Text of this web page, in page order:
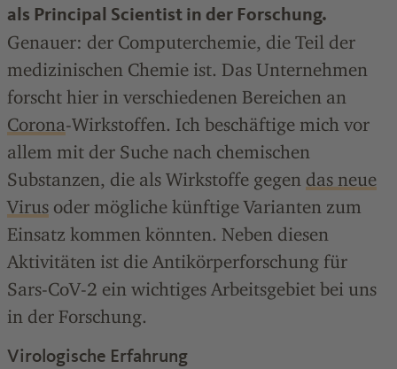
als Principal Scientist in der Forschung.
Genauer: der Computerchemie, die Teil der
medizinischen Chemie ist. Das Unternehmen
forscht hier in verschiedenen Bereichen an
Corona-Wirkstoffen. Ich beschäftige mich vor
allem mit der Suche nach chemischen
Substanzen, die als Wirkstoffe gegen das neue
Virus oder mögliche künftige Varianten zum
Einsatz kommen könnten. Neben diesen
Aktivitäten ist die Antikörperforschung für
Sars-CoV-2 ein wichtiges Arbeitsgebiet bei uns
in der Forschung.
Virologische Erfahrung